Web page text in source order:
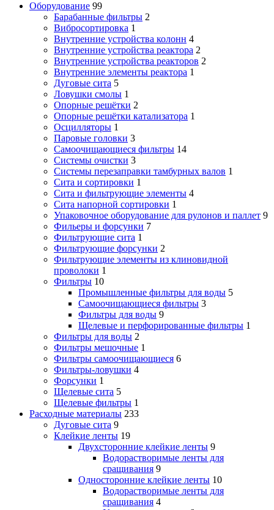
Оборудование 99
Барабанные фильтры 2
Вибросортировка 1
Внутренние устройства колонн 4
Внутренние устройства реактора 2
Внутренние устройства реакторов 2
Внутренние элементы реактора 1
Дуговые сита 5
Ловушки смолы 1
Опорные решётки 2
Опорные решётки катализатора 1
Осцилляторы 1
Паровые головки 3
Самоочищающиеся фильтры 14
Системы очистки 3
Системы перезаправки тамбурных валов 1
Сита и сортировки 1
Сита и фильтрующие элементы 4
Сита напорной сортировки 1
Упаковочное оборудование для рулонов и паллет 9
Фильеры и форсунки 7
Фильтрующие сита 1
Фильтрующие форсунки 2
Фильтрующие элементы из клиновидной
проволоки 1
Фильтры 10
Промышленные фильтры для воды 5
Самоочищающиеся фильтры 3
Фильтры для воды 9
Щелевые и перфорированные фильтры 1
Фильтры для воды 2
Фильтры мешочные 1
Фильтры самоочищающиеся 6
Фильтры-ловушки 4
Форсунки 1
Щелевые сита 5
Щелевые фильтры 1
Расходные материалы 233
Дуговые сита 9
Клейкие ленты 19
Двухсторонние клейкие ленты 9
Водорастворимые ленты для
сращивания 9
Односторонние клейкие ленты 10
Водорастворимые ленты для
сращивания 4